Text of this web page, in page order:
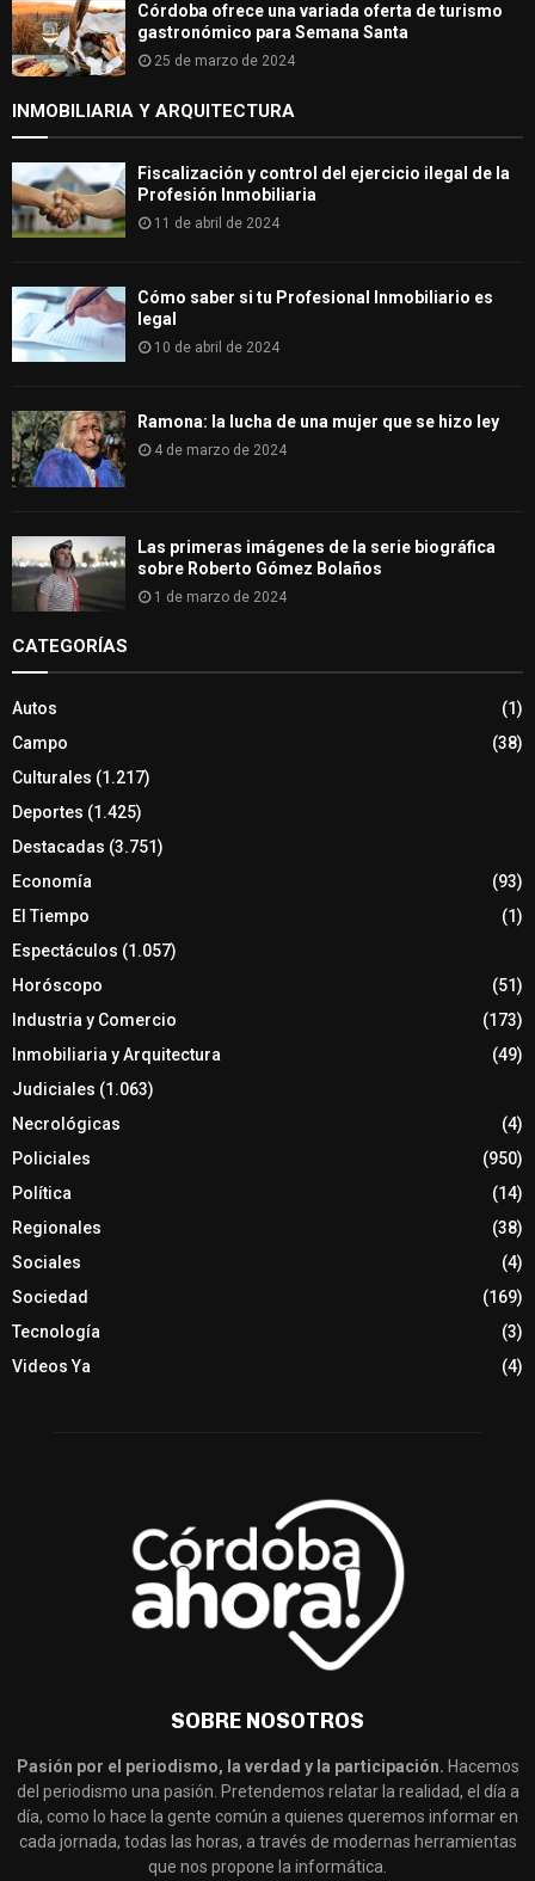
Córdoba ofrece una variada oferta de turismo
gastronómico para Semana Santa
25 de marzo de 2024
INMOBILIARIA Y ARQUITECTURA
Fiscalización y control del ejercicio ilegal de la
Profesión Inmobiliaria
11 de abril de 2024
Cómo saber si tu Profesional Inmobiliario es
legal
10 de abril de 2024
Ramona: la lucha de una mujer que se hizo ley
4 de marzo de 2024
Las primeras imágenes de la serie biográfica
sobre Roberto Gómez Bolaños
1 de marzo de 2024
CATEGORÍAS
Autos
(1)
Campo
(38)
Culturales (1.217)
Deportes (1.425)
Destacadas (3.751)
Economía
(93)
El Tiempo
(1)
Espectáculos (1.057)
Horóscopo
(51)
Industria y Comercio
(173)
Inmobiliaria y Arquitectura
(49)
Judiciales (1.063)
Necrológicas
(4)
Policiales
(950)
Política
(14)
Regionales
(38)
Sociales
(4)
Sociedad
(169)
Tecnología
(3)
Videos Ya
(4)
SOBRE NOSOTROS
Pasión por el periodismo, la verdad y la participación. Hacemos
del periodismo una pasión. Pretendemos relatar la realidad, el día a
día, como lo hace la gente común a quienes queremos informar en
cada jornada, todas las horas, a través de modernas herramientas
que nos propone la informática.